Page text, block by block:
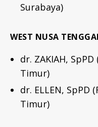
Surabaya)
WEST NUSA
dr. ZAKIAH,
Timur)
dr. ELLEN, SpPD
Timur)